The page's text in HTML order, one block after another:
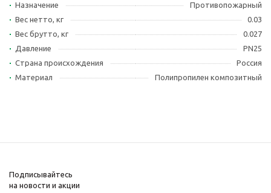
Назначение
Противопожарный
Вес нетто, кг
0.03
Вес брутто, кг
0.027
Давление
PN25
Страна происхождения
Россия
Материал
Полипропилен композитный
Подписывайтесь
на новости и акции